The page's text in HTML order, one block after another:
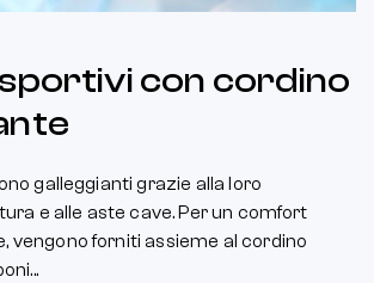
con cordino
galleggianti grazie alla loro
e alle aste cave. Per un comfort
vengono forniti assieme al cordino